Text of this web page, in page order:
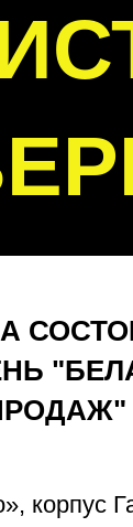
корпус